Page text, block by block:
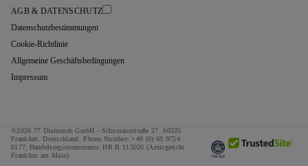
AGB & DATENSCHUTZ
Datenschutzbestimmungen
Cookie-Richtlinie
Allgemeine Geschäftsbedingungen
Impressum
©2026 77 Diamonds GmbH - Schumannstraße 27. 60325
Frankfurt. Deutschland. Phone Number: +49 (0) 69 9754
6177, Handelsregisternummer: HR B 115026 (Amtsgericht
Frankfurt am Main)